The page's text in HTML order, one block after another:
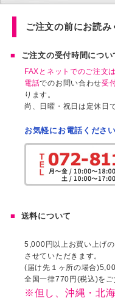
ご注文の前にお読み
ご注文の受付時間につい
FAXとネットでのご注文
電話でのお問い合わせ受
ります。
尚、日曜・祝日は定休日で
お気軽にお電話くださ
送料について
5,000円以上お買い上げ
させていただきます。
(届け先１ヶ所の場合
全国一律770円(税込)をご
※但し、沖縄・北